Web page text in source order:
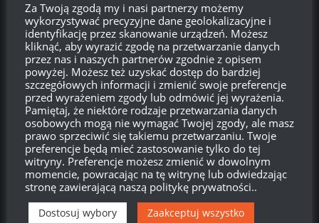
Login
{} [+]
Ta strona używa Akismet do redukcji spamu.Dowiedz się,
w jaki sposób przetwarzane są dane Twoich komentarzy.
Za Twoją zgodą my i nasi partnerzy możemy
wykorzystywać precyzyjne dane geolokalizacyjne i
identyfikację przez skanowanie urządzeń. Możesz
kliknąć, aby wyrazić zgodę na przetwarzanie danych
przez nas i naszych partnerów zgodnie z opisem
powyżej. Możesz też uzyskać dostęp do bardziej
szczegółowych informacji i zmienić swoje preferencje
przed wyrażeniem zgody lub odmówić jej wyrażenia.
Pamiętaj, że niektóre rodzaje przetwarzania danych
osobowych mogą nie wymagać Twojej zgody, ale masz
prawo sprzeciwić się takiemu przetwarzaniu. Twoje
preferencje będą mieć zastosowanie tylko do tej
witryny. Preferencje możesz zmienić w dowolnym
momencie, powracając na tę witrynę lub odwiedzając
stronę zawierającą naszą politykę prywatności..
Dostosuj wybory Zaakceptuj wszystko